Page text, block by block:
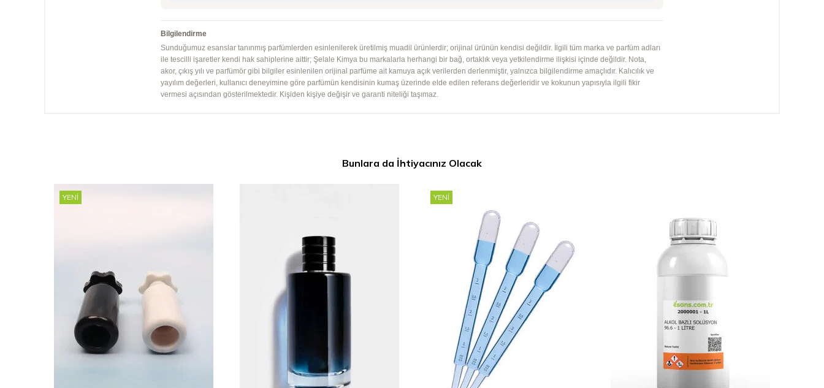
Bilgilendirme
Sunduğumuz esanslar tanınmış parfümlerden esinlenilerek üretilmiş muadil ürünlerdir; orijinal ürünün kendisi değildir. İlgili tüm marka ve parfüm adları
ile tescilli işaretler kendi hak sahiplerine aittir; Şelale Kimya bu markalarla herhangi bir bağ, ortaklık veya yetkilendirme ilişkisi içinde değildir. Nota,
akor, çıkış yılı ve parfümör gibi bilgiler esinlenilen orijinal parfüme ait kamuya açık verilerden derlenmiştir, yalnızca bilgilendirme amaçlıdır. Kalıcılık ve
yayılım değerleri, kullanıcı deneyimine göre parfümün kendisinin kumaş üzerinde elde edilen referans değerleridir ve kokunun yapısıyla ilgili fikir
vermesi açısından gösterilmektedir. Kişiden kişiye değişir ve garanti niteliği taşımaz.
Bunlara da İhtiyacınız Olacak
YENI YENI